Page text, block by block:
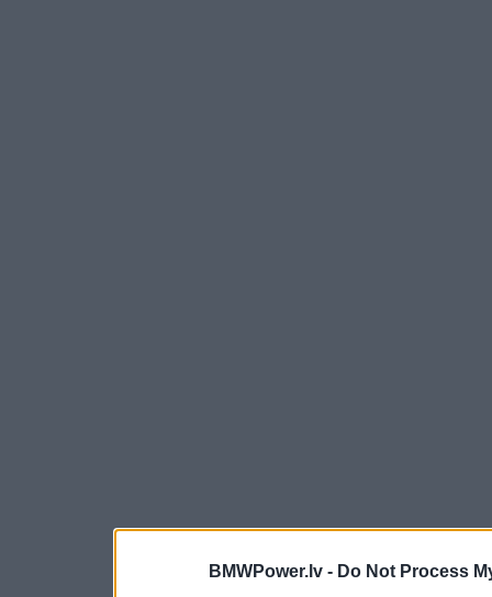
BMWPower.lv - Do Not Process